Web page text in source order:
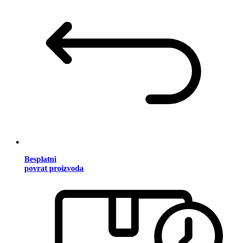
Besplatni
povrat proizvoda